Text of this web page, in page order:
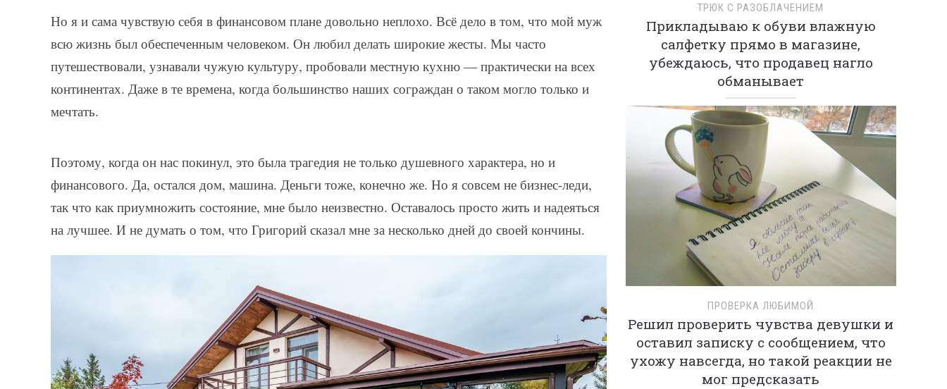
Но я и сама чувствую себя в финансовом плане довольно неплохо. Всё дело в том, что мой муж
всю жизнь был обеспеченным человеком. Он любил делать широкие жесты. Мы часто
путешествовали, узнавали чужую культуру, пробовали местную кухню — практически на всех
континентах. Даже в те времена, когда большинство наших сограждан о таком могло только и
мечтать.
Поэтому, когда он нас покинул, это была трагедия не только душевного характера, но и
финансового. Да, остался дом, машина. Деньги тоже, конечно же. Но я совсем не бизнес-леди,
так что как приумножить состояние, мне было неизвестно. Оставалось просто жить и надеяться
на лучшее. И не думать о том, что Григорий сказал мне за несколько дней до своей кончины.
ТРЮК С РАЗОБЛАЧЕНИЕМ
Прикладываю к обуви влажную
салфетку прямо в магазине,
убеждаюсь, что продавец нагло
обманывает
ПРОВЕРКА ЛЮБИМОЙ
Решил проверить чувства девушки и
оставил записку с сообщением, что
ухожу навсегда, но такой реакции не
мог предсказать